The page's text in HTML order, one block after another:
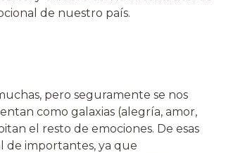
de nuestro país.
pero seguramente se nos
como galaxias (alegría, amor,
el resto de emociones. De esas
de importantes, ya que